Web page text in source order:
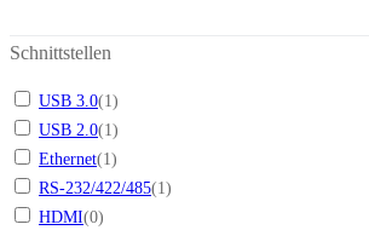
Schnittstellen
USB 3.0(1)
USB 2.0(1)
Ethernet(1)
RS-232/422/485(1)
HDMI(0)